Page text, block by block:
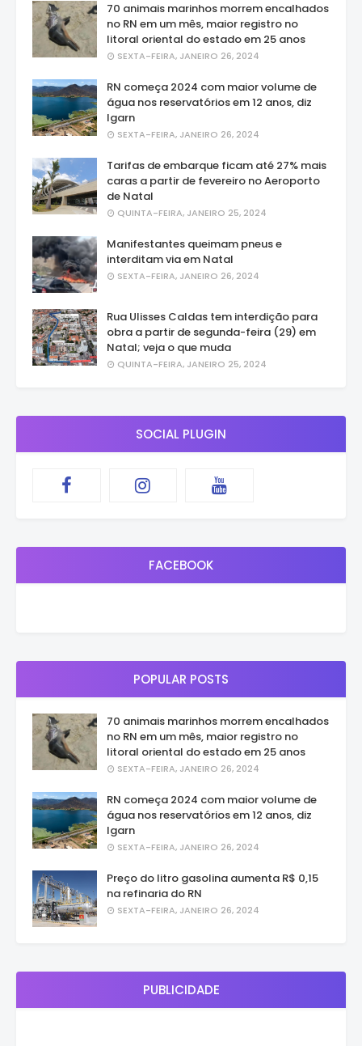
70 animais marinhos morrem encalhados
no RN em um mês, maior registro no
litoral oriental do estado em 25 anos
SEXTA-FEIRA, JANEIRO 26, 2024
RN começa 2024 com maior volume de
água nos reservatórios em 12 anos, diz
Igarn
SEXTA-FEIRA, JANEIRO 26, 2024
Tarifas de embarque ficam até 27% mais
caras a partir de fevereiro no Aeroporto
de Natal
QUINTA-FEIRA, JANEIRO 25, 2024
Manifestantes queimam pneus e
interditam via em Natal
SEXTA-FEIRA, JANEIRO 26, 2024
Rua Ulisses Caldas tem interdição para
obra a partir de segunda-feira (29) em
Natal; veja o que muda
QUINTA-FEIRA, JANEIRO 25, 2024
SOCIAL PLUGIN
FACEBOOK
POPULAR POSTS
70 animais marinhos morrem encalhados
no RN em um mês, maior registro no
litoral oriental do estado em 25 anos
SEXTA-FEIRA, JANEIRO 26, 2024
RN começa 2024 com maior volume de
água nos reservatórios em 12 anos, diz
Igarn
SEXTA-FEIRA, JANEIRO 26, 2024
Preço do litro gasolina aumenta R$ 0,15
na refinaria do RN
SEXTA-FEIRA, JANEIRO 26, 2024
PUBLICIDADE